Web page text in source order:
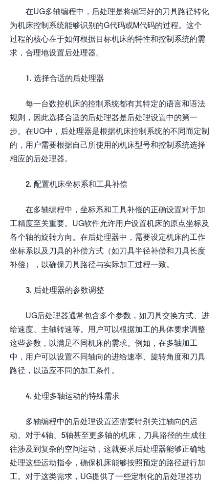
在UG多轴编程中，后处理是将编写好的刀具路径转化
为机床控制系统能够识别的G代码或M代码的过程。这个
过程的核心在于如何根据目标机床的特性和控制系统的需
求，合理地设置后处理器。
1. 选择合适的后处理器
每一台数控机床的控制系统都有其特定的语言和语法
规则，因此选择合适的后处理器是后处理设置中的第一
步。在UG中，后处理器是根据机床控制系统的不同而定制
的，用户需要根据自己所使用的机床型号和控制系统选择
相应的后处理器。
2. 配置机床坐标系和工具补偿
在多轴编程中，坐标系和工具补偿的正确设置对于加
工精度至关重要。UG软件允许用户设置机床的原点坐标及
各个轴的旋转方向。在后处理器中，需要设定机床的工作
坐标系以及刀具的补偿方式（如刀具半径补偿和刀具长度
补偿），以确保刀具路径与实际加工过程一致。
3. 后处理器的参数调整
UG后处理器通常包含多个参数，如刀具交换方式、进
给速度、主轴转速等。用户可以根据加工的具体要求调整
这些参数，以满足不同机床的需求。例如，在多轴加工
中，用户可以设置不同轴向的进给速率、旋转角度和刀具
路径，以适应不同的加工条件。
4. 处理多轴运动的特殊需求
多轴编程中的后处理设置还需要特别关注轴向的运
动。对于4轴、5轴甚至更多轴的机床，刀具路径的生成往
往涉及到复杂的空间运动，这就要求后处理器能够正确地
处理这些运动指令，确保机床能够按照预定的路径进行加
工。对于这类需求，UG提供了一些定制化的后处理器功